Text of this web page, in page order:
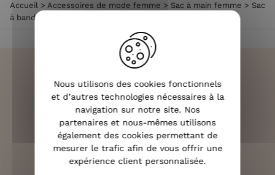
Accueil > Accessoires de mode femme > Sac à main femme > Sac
à bandoulière rigide Triangulo David Jones
LIVRAISON RAPIDE
OFFERTE DÈS 70€
Nous utilisons des cookies fonctionnels
et d’autres technologies nécessaires à la
navigation sur notre site. Nos
partenaires et nous-mêmes utilisons
également des cookies permettant de
mesurer le trafic afin de vous offrir une
expérience client personnalisée.